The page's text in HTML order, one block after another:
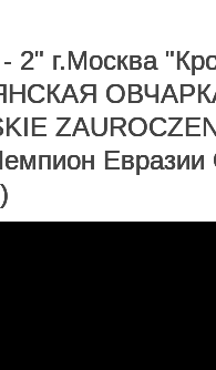
2" г.Москва
ОВЧАРКА
Евразии